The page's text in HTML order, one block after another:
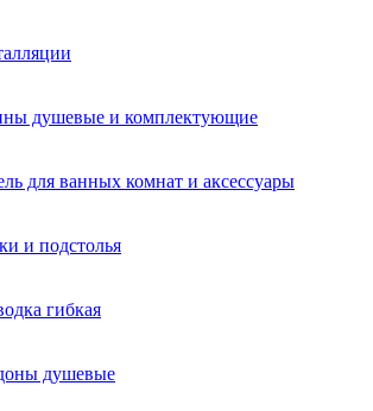
душевые и комплектующие
для ванных комнат и аксессуары
и подстолья
гибкая
душевые